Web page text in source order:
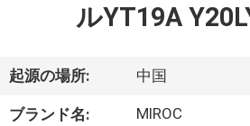
私
ルYT19A
起源の場所: 中国
ブランド名: MIROC